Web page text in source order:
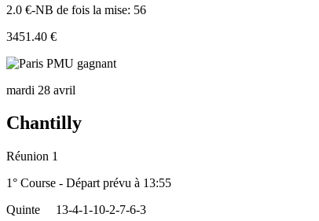
2.0 €-NB de fois la mise: 56
3451.40 €
mardi 28 avril
Chantilly
Réunion 1
1° Course - Départ prévu à 13:55
Quinte
13-4-1-10-2-7-6-3